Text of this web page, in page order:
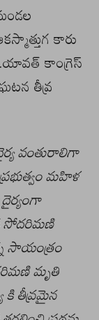
కారు
కాంగ్రెస్
తీవ్ర
వంతురాలిగా
మహిళ
సోదరిమణి
సాయంత్రం
మృతి
తీవ్రమైన